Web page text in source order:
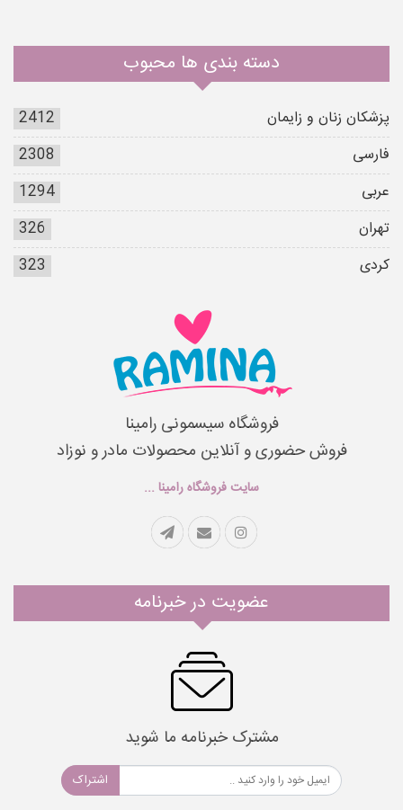
دسته بندی ها محبوب
پزشکان زنان و زایمان
2412
فارسی
2308
عربی
1294
تهران
326
کردی
323
فروشگاه سیسمونی رامینا
فروش حضوری و آنلاین محصولات مادر و نوزاد
سایت فروشگاه رامینا ...
عضویت در خبرنامه
مشترک خبرنامه ما شوید
اشتراک